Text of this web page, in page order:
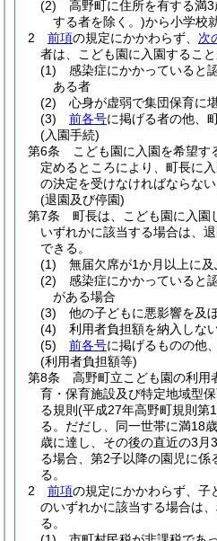
(2)
高野町に住所を有する満3
する者を除く。)から小学校
2
前項の規定にかかわらず、 次
者は、こども園に入園すること
(1)
感染症にかかっていると
ある者
(2)
心身が虚弱で集団保育に
(3)
前各号に掲げる者の他、
(入園手続)
第6条
こども園に入園を希望す
定めるところにより、町長に
の決定を受けなければならない
(退園及び停園)
第7条
町長は、こども園に入園
いずれかに該当する場合は、
できる。
(1)
無届欠席が1か月以上に及
(2)
感染症にかかっていると
がある場合
(3)
他の子どもに悪影響を及
(4)
利用者負担額を納入しな
(5)
前各号に掲げるものの他
(利用者負担額等)
第8条
高野町立こども園の利用
育・保育施設及び特定地域型
る規則 (平成27年高野町規則第
る。 だだし、同一世帯に満18
歳に達し、その後の直近の3月
る場合、第2子以降の園児に係
る。
2
前項の規定にかかわらず、子
のいずれかに該当する場合は
る。